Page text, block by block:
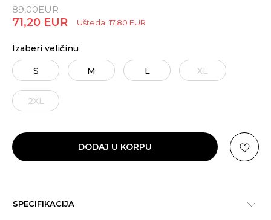
89,00EUR
71,20 EUR Ušteda: 17,80 EUR
Izaberi veličinu
S M L XL
2XL
DODAJ U KORPU
SPECIFIKACIJA